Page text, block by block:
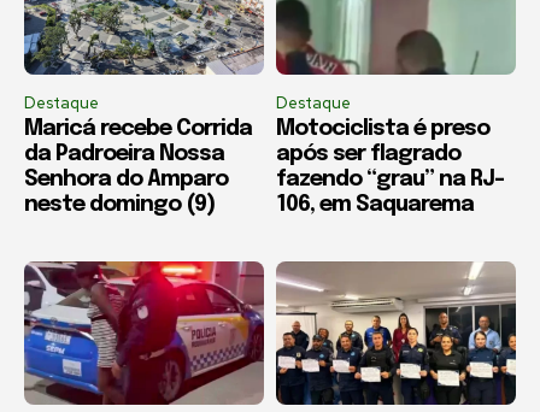
Destaque
Maricá recebe Corrida
da Padroeira Nossa
Senhora do Amparo
neste domingo (9)
Destaque
Motociclista é preso
após ser flagrado
fazendo “grau” na RJ-
106, em Saquarema